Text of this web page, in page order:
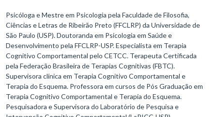
Psicóloga e Mestre em Psicologia pela Faculdade de Filosofia,
Ciências e Letras de Ribeirão Preto (FFCLRP) da Universidade de
São Paulo (USP). Doutoranda em Psicologia em Saúde e
Desenvolvimento pela FFCLRP-USP. Especialista em Terapia
Cognitivo Comportamental pelo CETCC. Terapeuta Certificada
pela Federação Brasileira de Terapias Cognitivas (FBTC).
Supervisora clínica em Terapia Cognitivo Comportamental e
Terapia do Esquema. Professora em cursos de Pós Graduação em
Terapia Cognitivo Comportamental e Terapia do Esquema.
Pesquisadora e Supervisora do Laboratório de Pesquisa e